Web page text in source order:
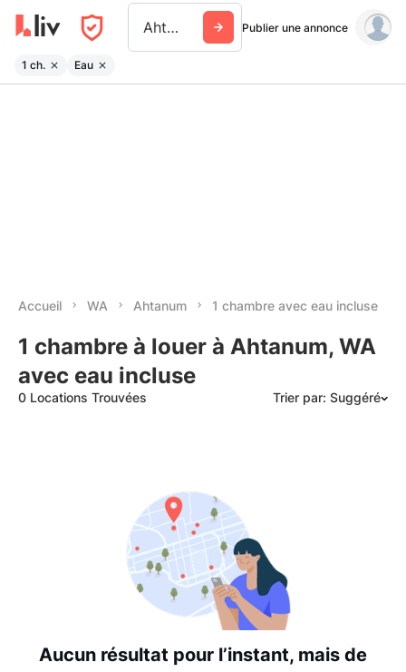
Ahtanum Publier une annonce
1 ch. Eau
Accueil WA Ahtanum 1 chambre avec eau incluse
1 chambre à louer à Ahtanum, WA
avec eau incluse
0 Locations Trouvées Trier par: Suggéré
Date: les plus anciens d’abord
Aucun résultat pour l’instant, mais de